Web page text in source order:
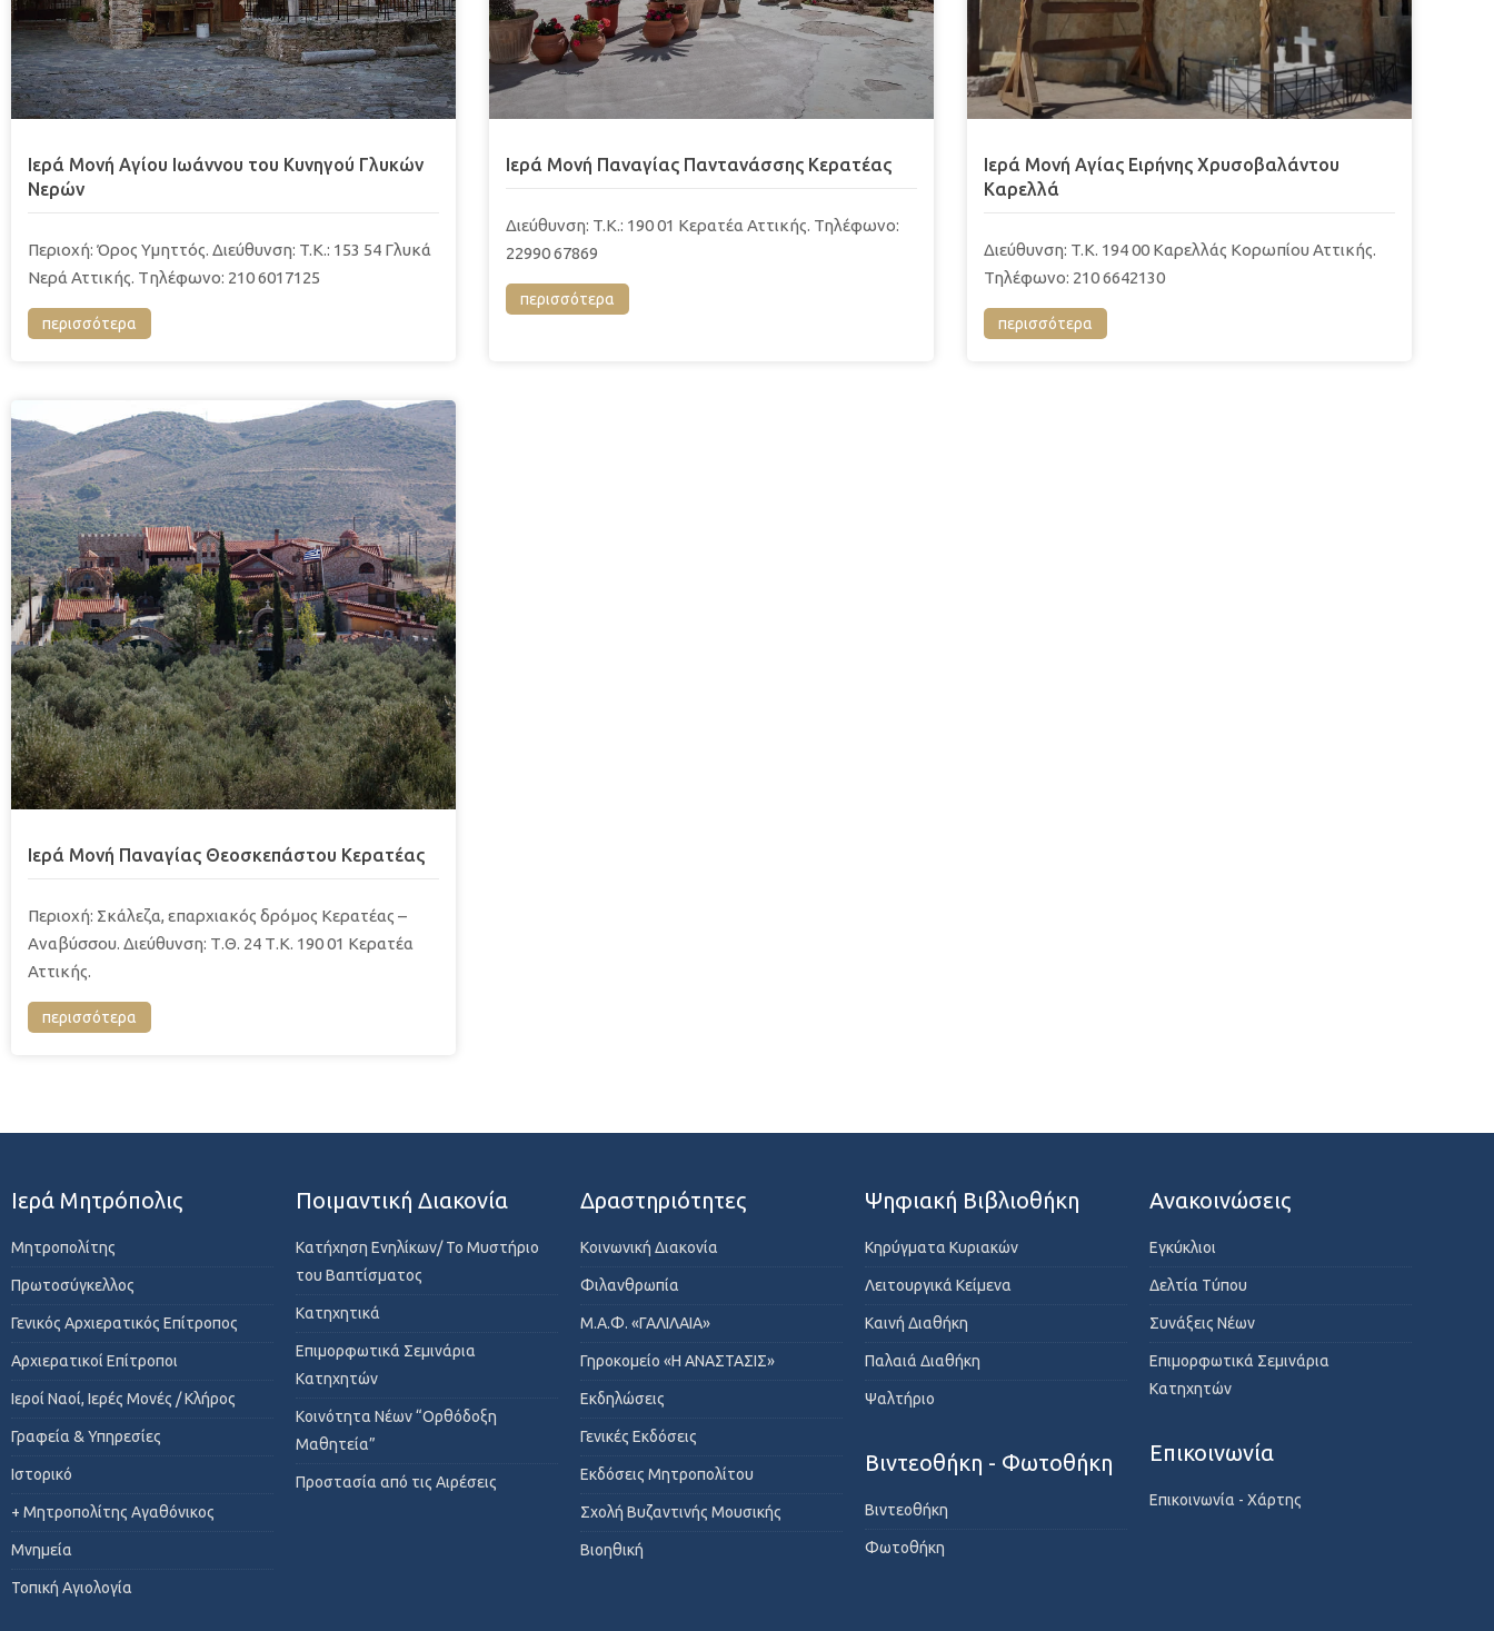
Ιερά Μονή Αγίου Ιωάννου του Κυνηγού Γλυκών
Νερών
Περιοχή: Όρος Υμηττός. Διεύθυνση: T.K.: 153 54 Γλυκά
Νερά Αττικής. Tηλέφωνο: 210 6017125
περισσότερα
Ιερά Μονή Παναγίας Παντανάσσης Κερατέας
Διεύθυνση: T.K.: 190 01 Κερατέα Αττικής. Τηλέφωνο:
22990 67869
περισσότερα
Ιερά Μονή Αγίας Ειρήνης Χρυσοβαλάντου
Καρελλά
Διεύθυνση: T.K. 194 00 Καρελλάς Κορωπίου Αττικής.
Τηλέφωνο: 210 6642130
περισσότερα
Ιερά Μονή Παναγίας Θεοσκεπάστου Κερατέας
Περιοχή: Σκάλεζα, επαρχιακός δρόμος Κερατέας –
Αναβύσσου. Διεύθυνση: Τ.Θ. 24 Τ.Κ. 190 01 Κερατέα
Αττικής.
περισσότερα
Ιερά Μητρόπολις
Μητροπολίτης
Πρωτοσύγκελλος
Γενικός Αρχιερατικός Επίτροπος
Αρχιερατικοί Επίτροποι
Ιεροί Ναοί, Ιερές Μονές / Κλήρος
Γραφεία & Υπηρεσίες
Ιστορικό
+ Μητροπολίτης Αγαθόνικος
Μνημεία
Τοπική Αγιολογία
Ποιμαντική Διακονία
Κατήχηση Ενηλίκων/ Το Μυστήριο
του Βαπτίσματος
Κατηχητικά
Επιμορφωτικά Σεμινάρια
Κατηχητών
Κοινότητα Νέων “Ορθόδοξη
Μαθητεία”
Προστασία από τις Αιρέσεις
Δραστηριότητες
Κοινωνική Διακονία
Φιλανθρωπία
Μ.Α.Φ. «ΓΑΛΙΛΑΙΑ»
Γηροκομείο «Η ΑΝΑΣΤΑΣΙΣ»
Εκδηλώσεις
Γενικές Εκδόσεις
Εκδόσεις Μητροπολίτου
Σχολή Βυζαντινής Μουσικής
Βιοηθική
Ψηφιακή Βιβλιοθήκη
Κηρύγματα Κυριακών
Λειτουργικά Κείμενα
Καινή Διαθήκη
Παλαιά Διαθήκη
Ψαλτήριο
Βιντεοθήκη - Φωτοθήκη
Βιντεοθήκη
Φωτοθήκη
Ανακοινώσεις
Εγκύκλιοι
Δελτία Τύπου
Συνάξεις Νέων
Επιμορφωτικά Σεμινάρια
Κατηχητών
Επικοινωνία
Επικοινωνία - Χάρτης